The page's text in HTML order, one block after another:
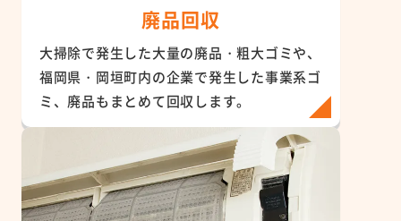
廃品回収
大掃除で発生した大量の廃品・粗大ゴミや、
福岡県・岡垣町内の企業で発生した事業系ゴ
ミ、廃品もまとめて回収します。